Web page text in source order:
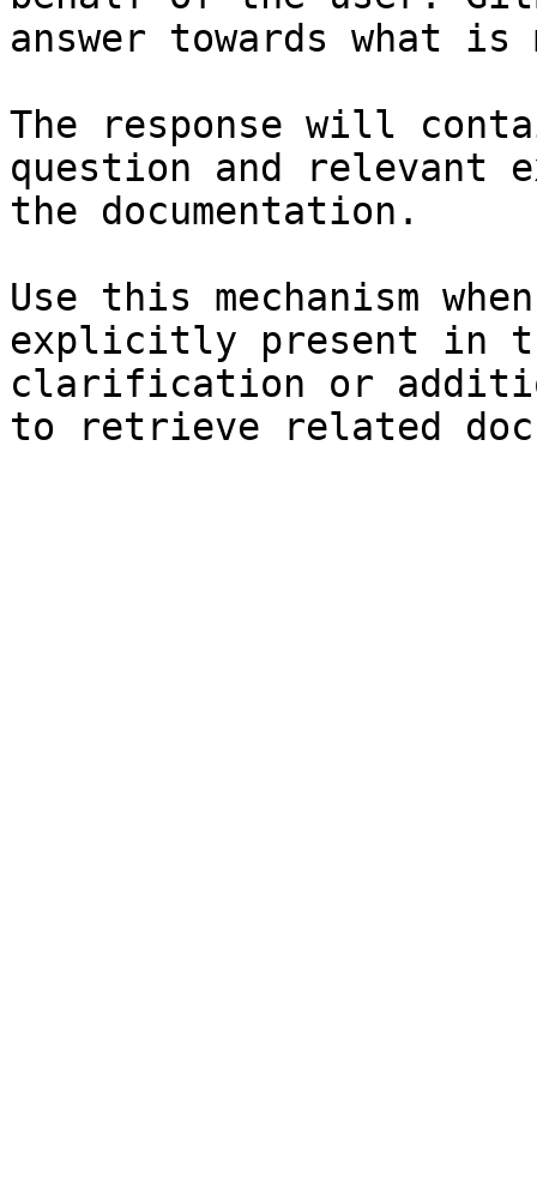
answer towards what
The response will
question and relevant
the documentation.
Use this mechanism
explicitly present in
clarification or